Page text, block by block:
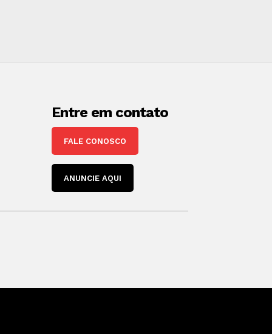
Entre em contato
FALE CONOSCO
ANUNCIE AQUI